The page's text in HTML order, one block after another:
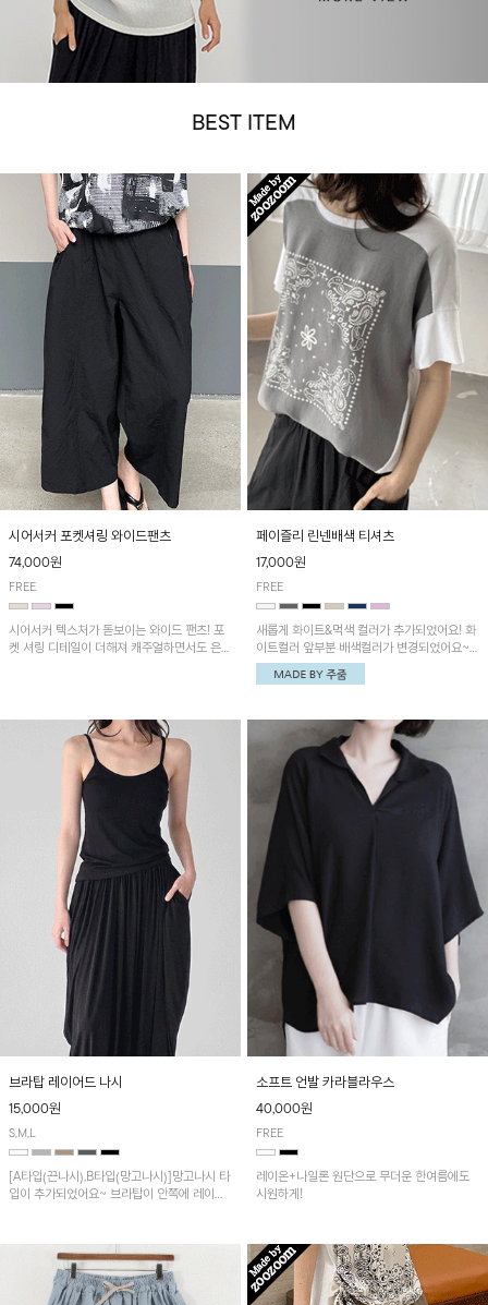
BEST ITEM
시어서커 포켓셔링 와이드팬츠
74,000원
FREE
시어서커 텍스처가 돋보이는 와이드 팬츠! 포
켓 셔링 디테일이 더해져 캐주얼하면서도 은은
아이템으로 활용하기 좋아요~
페이즐리 린넨배색 티셔츠
17,000원
FREE
새롭게 화이트&먹색 컬러가 추가되었어요! 화
이트컬러 앞부분 배색컬러가 변경되었어요~
중앙 린넨배색으로 유니크하면서 페이즐리 패
턴으로 감각적인 분위기를 연출이 가능한 티셔
브라탑 레이어드 나시
15,000원
S,M,L
[A타입(끈나시),B타입(망고나시)]망고나시 타
입이 추가되었어요~ 브라탑이 안쪽에 레이어
소프트 언발 카라블라우스
40,000원
FREE
레이온+나일론 원단으로 무더운 한여름에도
시원하게!